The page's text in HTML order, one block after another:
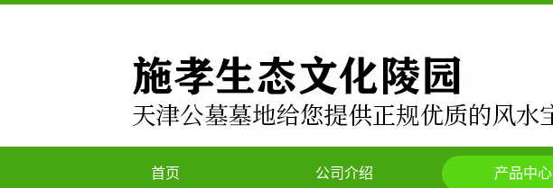
首页 公司介绍 产品中心